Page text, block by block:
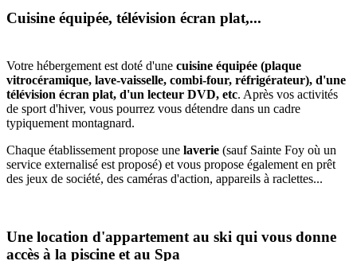
Cuisine équipée, télévision écran plat,...
Votre hébergement est doté d'une cuisine équipée (plaque
vitrocéramique, lave-vaisselle, combi-four, réfrigérateur), d'une
télévision écran plat, d'un lecteur DVD, etc. Après vos activités
de sport d'hiver, vous pourrez vous détendre dans un cadre
typiquement montagnard.
Chaque établissement propose une laverie (sauf Sainte Foy où un
service externalisé est proposé) et vous propose également en prêt
des jeux de société, des caméras d'action, appareils à raclettes...
Une location d'appartement au ski qui vous donne
accès à la piscine et au Spa